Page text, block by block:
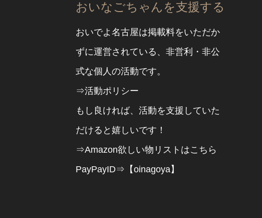
おいなごちゃんを支援する
おいでよ名古屋は掲載料をいただか
ずに運営されている、非営利・非公
式な個人の活動です。
⇒活動ポリシー
もし良ければ、活動を支援していた
だけると嬉しいです！
⇒Amazon欲しい物リストはこちら
PayPayID⇒【oinagoya】